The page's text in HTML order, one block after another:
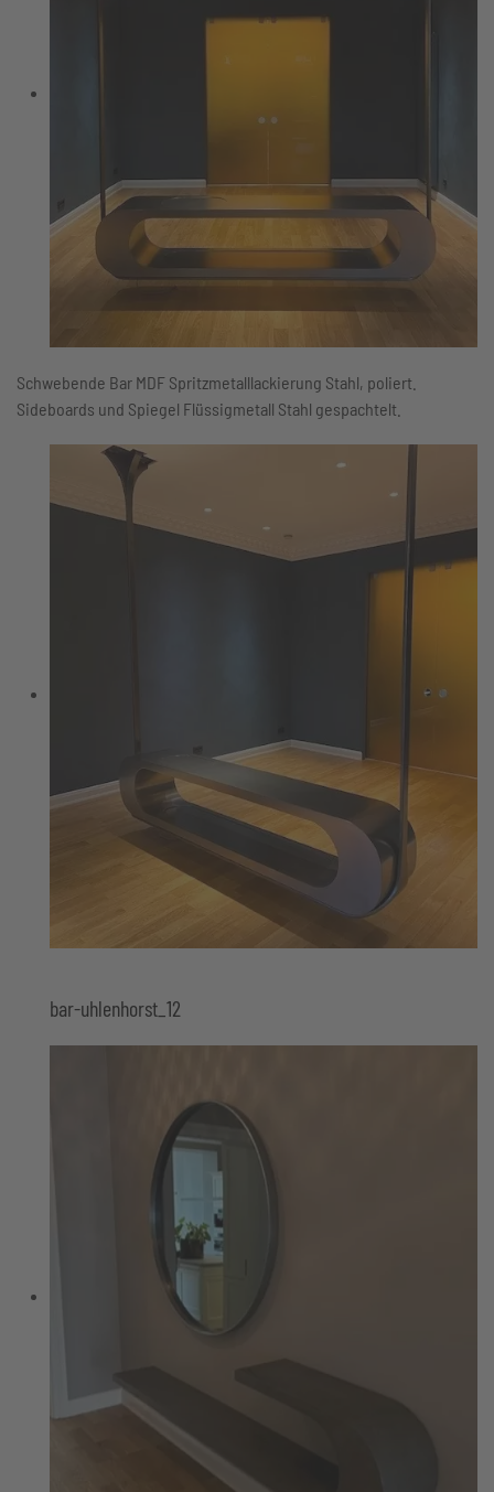
Schwebende Bar MDF Spritzmetalllackierung Stahl, poliert.
Sideboards und Spiegel Flüssigmetall Stahl gespachtelt.
bar-uhlenhorst_12